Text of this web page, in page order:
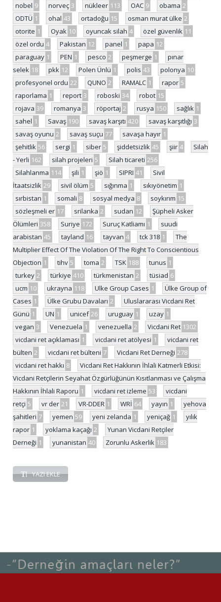
nobel 9 norveç 3 nükleer 113 OAC 9 obama 2
ODTÜ 1 ohal 43 ortadoğu 15 osman murat ülke 2
otorite 1 Oyak 10 oyuncak silah 4 özel güvenlik 11
özel ordu 4 Pakistan 12 panel 1 papa 12
paraguay 1 PEN 1 pesco 2 peşmerge 1
pınar
selek 18 pkk 12 Polen Ünlü 1 polis 43 polonya 10
profesyonel ordu 22 QUNO 2 RAMALC 1 rapor 5
raporlama 1 report 3 roboski 34 robot 15
rojava 39 romanya 3 röportaj 2 rusya 150 sağlık 1
sahel 1 Savaş 190 savaş karşıtı 420 savaş karşıtlığı 3
savaş oyunu 2 savaş suçu 77 savaşa hayır 1
şehitlik 56 sergi 1 siber 5 şiddetsizlik 45 şiir 4
Silah
- Yerli 162 silah projeleri 5 Silah ticareti 256
Silahlanma 114 şili 1 şiö 1 SIPRI 41
Sivil
İtaatsizlik 29 sivil ölüm 5 sığınma 1 sıkıyönetim 1
sırbistan 1 somali 8 sosyal medya 8 soykırım 15
sözleşmeli er 17 srilanka 2 sudan 12
Şüpheli Asker
Ölümleri 358 Suriye 172 Suruç Katliamı 1
suudi
arabistan 45 tayland 16 tayvan 4 tck 318 1
The
Multiplier Effect Of The Violation Of The Right To Conscientious
Objection 1 tihv 5 toma 2 TSK 188 tunus 1
turkey 2 türkiye 410 türkmenistan 2 tüsiad 6
ucm 10 ukrayna 118 Ulke Group Cases 1
Ülke Group of
Cases 1 Ülke Grubu Davaları 2
Uluslararası Vicdani Ret
Günü 1 UN 1 unicef 26 uruguay 1 uzay 1
vegan 3 Venezuela 1 venezuella 2 Vicdani Ret 1302
vicdani ret açıklaması 1 vicdani ret atölyesi 1
vicdani ret
bülten 2 vicdani ret bülteni 7 Vicdani Ret Derneği 278
vicdani ret hakkı 8
Vicdani Ret Hakkının İhlali Katmerli Etkisi:
Vicdani Retçilerin Seyahat Özgürlüğünün Kısıtlanması ve Çalışma
Hakkının İhlali Raporu 1 vicdani ret izleme 53
vicdani
retçi 5 vr der 21 VR-DDER 1 WRİ 64 yayın 1
yehova
şahitleri 7 yemen 59 yeni zelanda 1 yeniçağ 1
yılık
rapor 1 yoklama kaçağı 2
Yunan Vicdani Retçiler
Derneği 1 yunanistan 40 Zorunlu Askerlik 183
YAZI EKLE